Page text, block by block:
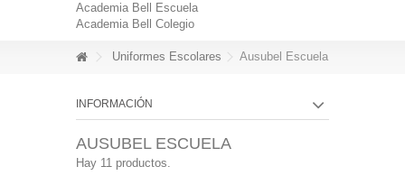
Academia Bell Escuela
Academia Bell Colegio
Uniformes Escolares Ausubel Escuela
INFORMACIÓN
AUSUBEL ESCUELA
Hay 11 productos.